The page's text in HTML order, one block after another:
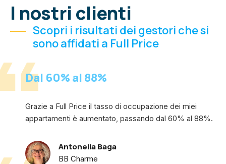
I nostri clienti
Scopri i risultati dei gestori che si
sono affidati a Full Price
Dal 60% al 88%
Grazie a Full Price il tasso di occupazione dei miei
appartamenti è aumentato, passando dal 60% al 88%.
Antonella Baga
BB Charme